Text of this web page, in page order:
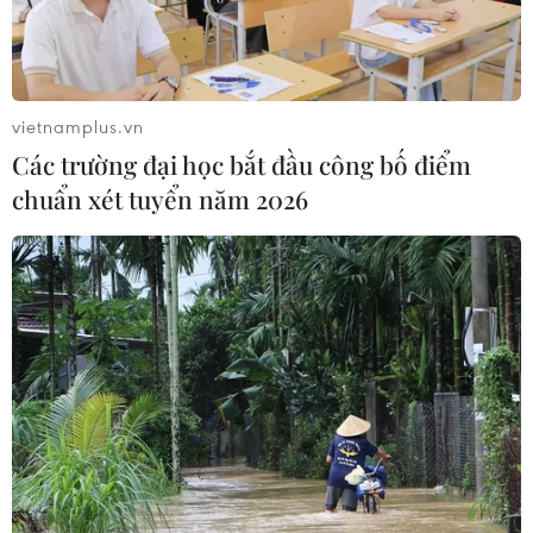
Các khoản hoàn thuế tác động tích
cực đến kết quả kinh doanh của
doanh nghiệp Mỹ
09/08/2026 04:35
Việt Nam là điểm đến hấp dẫn với
doanh nghiệp bán dẫn hàng đầu của
Mỹ
08/08/2026 13:45
Grab bị phạt 1,36 tỷ đồng do vi phạm
quy định bảo vệ quyền lợi người tiêu
dùng
08/08/2026 04:15
vietnamplus.vn
Các trường đại học bắt đầu công bố điểm
chuẩn xét tuyển năm 2026